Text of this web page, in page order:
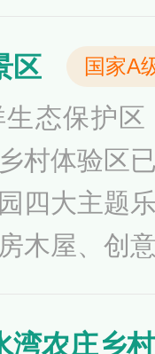
家AAAA
地(酒厂)
世界等旅
区 国家A
态保护
村体验区
四大主题
木屋、创
海平台
湾农庄乡